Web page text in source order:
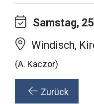
Samstag,
Windisch,
(A. Kaczor)
Zurück